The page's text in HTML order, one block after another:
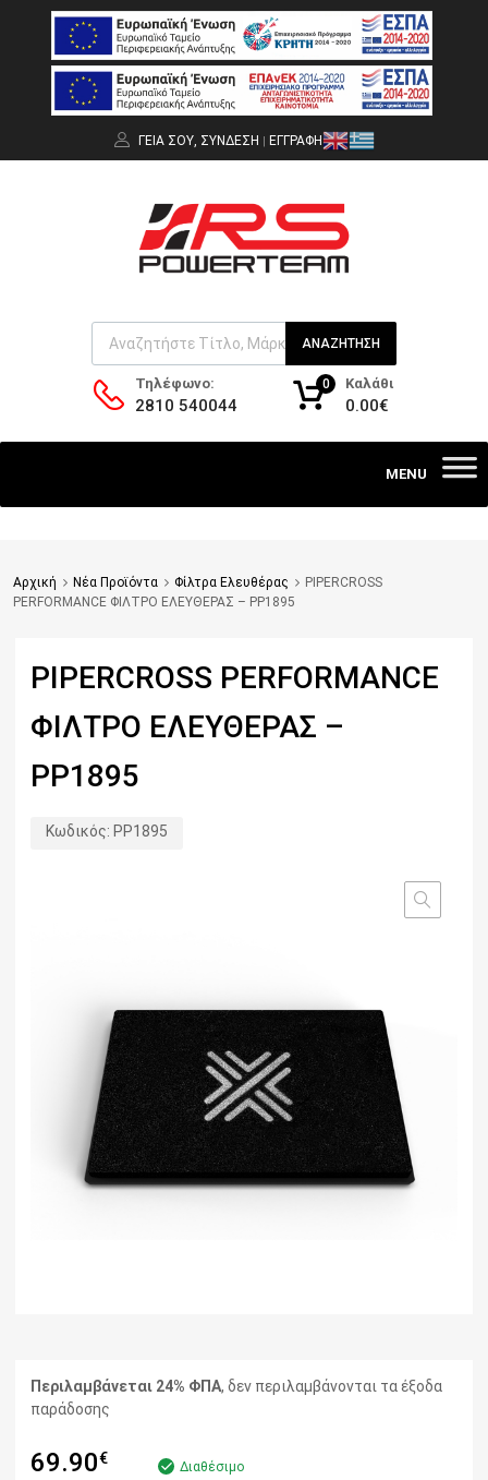
ΓΕΙΑ ΣΟΥ, ΣΎΝΔΕΣΗ ΕΓΓΡΑΦΉ
ΑΝΑΖΉΤΗΣΗ
Τηλέφωνο:
2810 540044
Καλάθι
0.00€
0
Αρχική Νέα Προϊόντα Φίλτρα Ελευθέρας
PIPERCROSS
PERFORMANCE ΦΙΛΤΡΟ ΕΛΕΥΘΕΡΑΣ – PP1895
PIPERCROSS PERFORMANCE
ΦΙΛΤΡΟ ΕΛΕΥΘΕΡΑΣ –
PP1895
Κωδικός: PP1895
Περιλαμβάνεται 24% ΦΠΑ, δεν περιλαμβάνονται τα έξοδα
παράδοσης
69.90€ Διαθέσιμο